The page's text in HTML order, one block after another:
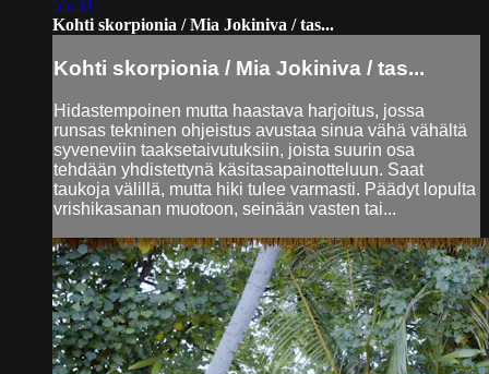
55:50
Kohti skorpionia / Mia Jokiniva / tas...
Kohti skorpionia / Mia Jokiniva / tas...
Hidastempoinen mutta haastava harjoitus, jossa
runsas tekninen ohjeistus avustaa sinua vähä vähältä
syveneviin taaksetaivutuksiin, joista suurin osa
tehdään yhdistettynä käsitasapainotteluun. Saat
taukoja välillä, mutta hiki tulee varmasti. Päädyt lopulta
vrishikasanan muotoon, seinään vasten tai...